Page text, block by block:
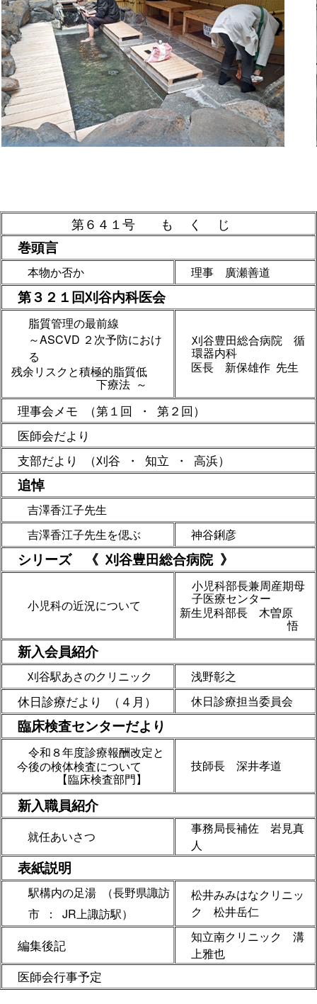
第６４１号 もくじ
巻頭言
本物か否か 理事 廣瀬善道
第３２１回刈谷内科医会
脂質管理の最前線
～ASCVD ２次予防におけ
る
残余リスクと積極的脂質低
下療法 ～
刈谷豊田総合病院 循
環器内科
医長 新保雄作 先生
理事会メモ （第１回 ・ 第２回）
医師会だより
支部だより （刈谷 ・ 知立 ・ 高浜）
追悼
吉澤香江子先生
吉澤香江子先生を偲ぶ
神谷鋓彦
シリーズ 《 刈谷豊田総合病院 》
小児科の近況について
小児科部長兼周産期母
子医療センター
新生児科部長 木曽原
悟
新入会員紹介
刈谷駅あさのクリニック 浅野彰之
休日診療だより （４月） 休日診療担当委員会
臨床検査センターだより
令和８年度診療報酬改定と
今後の検体検査について
【臨床検査部門】
技師長 深井孝道
新入職員紹介
就任あいさつ
事務局長補佐 岩見真
人
表紙説明
駅構内の足湯 （長野県諏訪
市 ： JR上諏訪駅）
松井みみはなクリニッ
ク 松井岳仁
編集後記
知立南クリニック 溝
上雅也
医師会行事予定